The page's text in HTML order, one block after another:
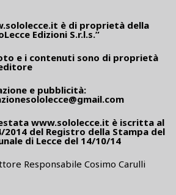
è di proprietà della
Edizioni S.r.l.s.”
e i contenuti sono di proprietà
e pubblicità:
www.sololecce.it è iscritta al
2014 del Registro della Stampa del
di Lecce del 14/10/14
Responsabile Cosimo Carulli